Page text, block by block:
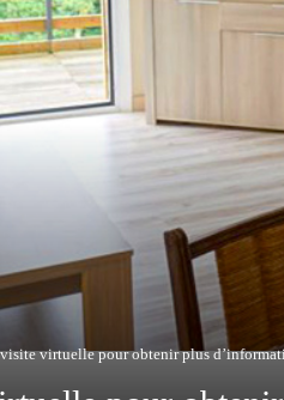
virtuelle pour obtenir plus